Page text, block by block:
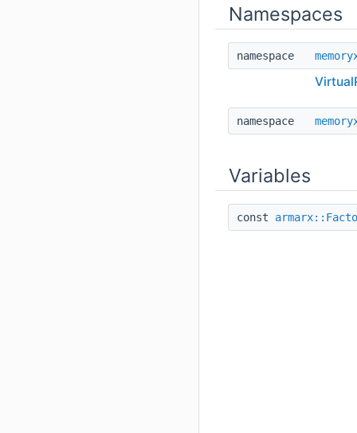
Namespaces
namespace
namespace
Variables
const